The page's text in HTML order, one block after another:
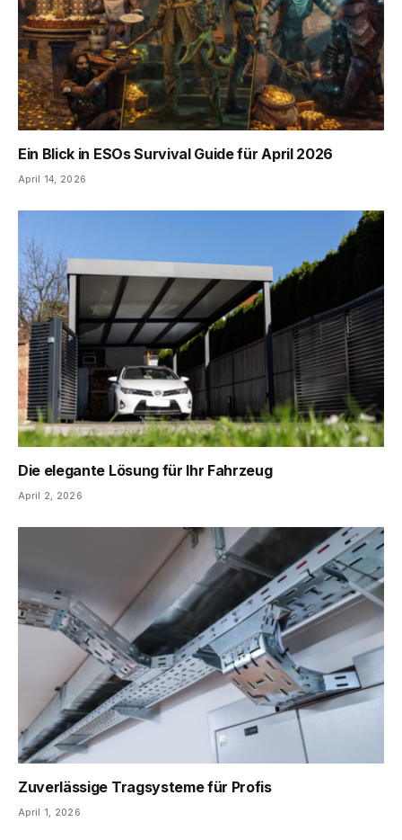
Ein Blick in ESOs Survival Guide für April 2026
April 14, 2026
Die elegante Lösung für Ihr Fahrzeug
April 2, 2026
Zuverlässige Tragsysteme für Profis
April 1, 2026